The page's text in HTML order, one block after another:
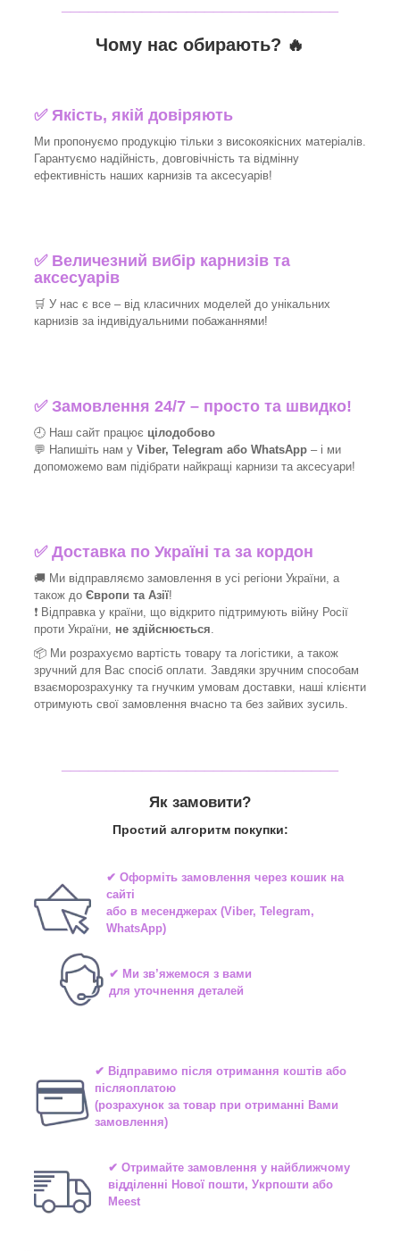
Чому нас обирають? 🔥
✅Якість, якій довіряють
Ми пропонуємо продукцію тільки з високоякісних матеріалів.
Гарантуємо надійність, довговічність та відмінну
ефективність наших карнизів та аксесуарів!​
✅ Величезний вибір карнизів та
аксесуарів
🛒 У нас є все – від класичних моделей до унікальних
карнизів за індивідуальними побажаннями!​
✅Замовлення 24/7 – просто та швидко!
🕘 Наш сайт працює цілодобово
💬 Напишіть нам у Viber, Telegram або WhatsApp – і ми
допоможемо вам підібрати найкращі карнизи та аксесуари!
✅Доставка по Україні та за кордон
🚚 Ми відправляємо замовлення в усі регіони України, а
також до Європи та Азії!
❗ Відправка у країни, що відкрито підтримують війну Росії
проти України, не здійснюється.
📦 Ми розрахуємо вартість товару та логістики, а також
зручний для Вас спосіб оплати. Завдяки зручним способам
взаєморозрахунку та гнучким умовам доставки, наші клієнти
отримують свої замовлення вчасно та без зайвих зусиль.
Як замовити?
Простий алгоритм покупки:
✔ Оформіть замовлення через кошик на
сайті
або в месенджерах(Viber, Telegram,
WhatsApp)
✔ Ми зв’яжемося з вами
для уточнення деталей
✔ Відправимо після отримання коштів або
післяоплатою
(розрахунок за товар при отриманні Вами
замовлення)
✔ Отримайте замовлення у найближчому
відділенні Нової пошти, Укрпошти або
Meest